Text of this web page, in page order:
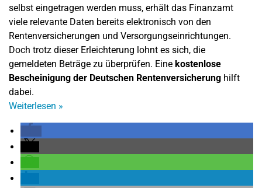
selbst eingetragen werden muss, erhält das Finanzamt
viele relevante Daten bereits elektronisch von den
Rentenversicherungen und Versorgungseinrichtungen.
Doch trotz dieser Erleichterung lohnt es sich, die
gemeldeten Beträge zu überprüfen. Eine kostenlose
Bescheinigung der Deutschen Rentenversicherung hilft
dabei.
Weiterlesen »